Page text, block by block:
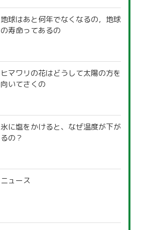
地球はあと何年でなくなるの，地球
の寿命ってあるの
ヒマワリの花はどうして太陽の方を
向いてさくの
氷に塩をかけると、なぜ温度が下が
るの？
ニュース